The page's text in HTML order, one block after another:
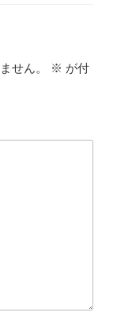
せん。 ※ が付